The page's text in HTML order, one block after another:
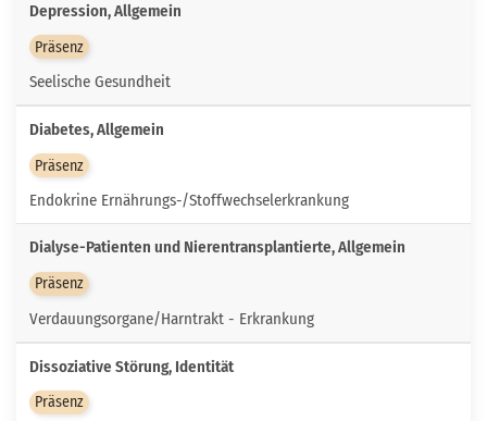
Depression, Allgemein
Präsenz
Seelische Gesundheit
Diabetes, Allgemein
Präsenz
Endokrine Ernährungs-/Stoffwechselerkrankung
Dialyse-Patienten und Nierentransplantierte, Allgemein
Präsenz
Verdauungsorgane/Harntrakt - Erkrankung
Dissoziative Störung, Identität
Präsenz